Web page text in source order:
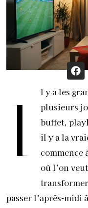
I
l y a les
plusieurs
buffet,
il y a la
commence
où l’on
passer l’après-midi